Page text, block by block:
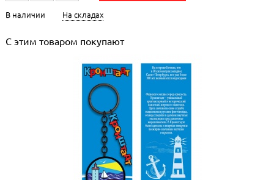
В наличии На складах
С этим товаром покупают